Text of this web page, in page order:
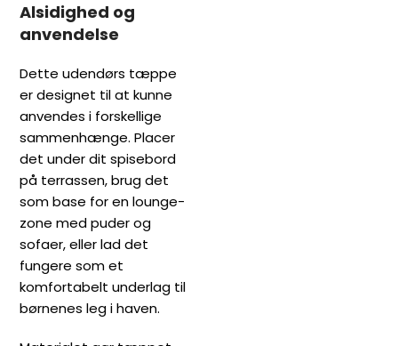
Alsidighed og
anvendelse
Dette udendørs tæppe
er designet til at kunne
anvendes i forskellige
sammenhænge. Placer
det under dit spisebord
på terrassen, brug det
som base for en lounge-
zone med puder og
sofaer, eller lad det
fungere som et
komfortabelt underlag til
børnenes leg i haven.